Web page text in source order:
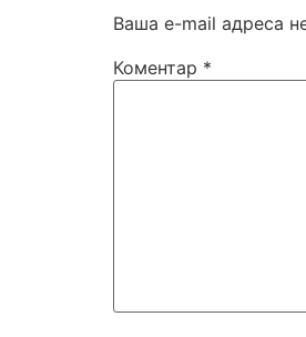
Ваша e-mail адреса
Коментар *